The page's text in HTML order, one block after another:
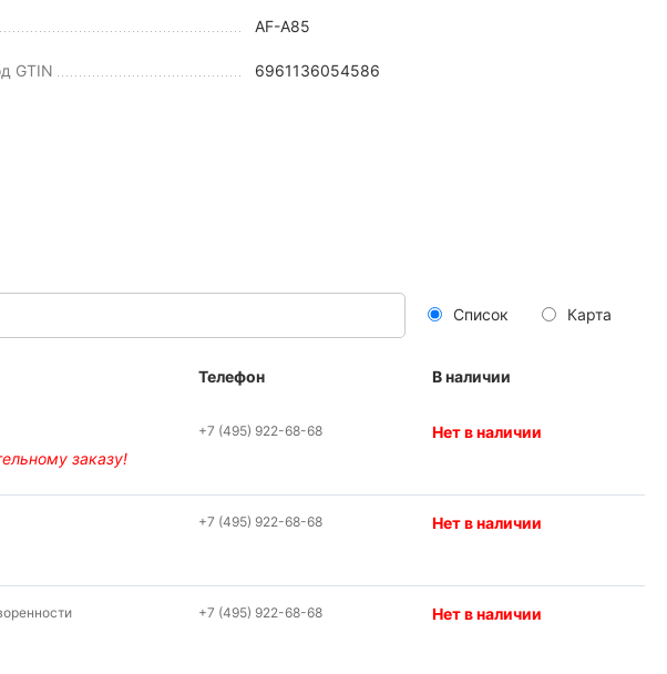
AF-A85
GTIN 6961136054586
Список Карта
Телефон В наличии
заказу!
+7 (495) 922-68-68 Нет в наличии
+7 (495) 922-68-68 Нет в наличии
+7 (495) 922-68-68 Нет в наличии